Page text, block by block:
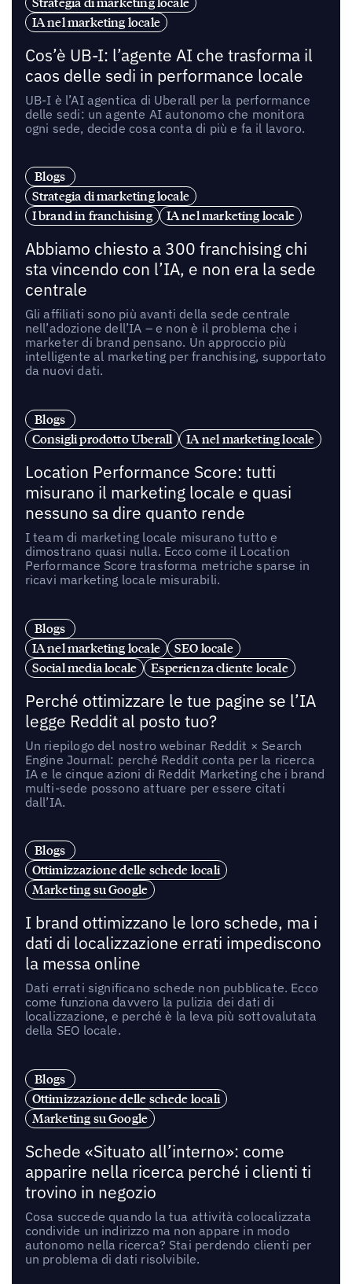
IA nel marketing locale
Cos’è UB-I: l’agente AI che trasforma il
caos delle sedi in performance locale
UB-I è l’AI agentica di Uberall per la performance
delle sedi: un agente AI autonomo che monitora
ogni sede, decide cosa conta di più e fa il lavoro.
Blogs
Strategia di marketing locale
I brand in franchising
IA nel marketing locale
Abbiamo chiesto a 300 franchising chi
sta vincendo con l’IA, e non era la sede
centrale
Gli affiliati sono più avanti della sede centrale
nell’adozione dell’IA – e non è il problema che i
marketer di brand pensano. Un approccio più
intelligente al marketing per franchising, supportato
da nuovi dati.
Blogs
Consigli prodotto Uberall
IA nel marketing locale
Location Performance Score: tutti
misurano il marketing locale e quasi
nessuno sa dire quanto rende
I team di marketing locale misurano tutto e
dimostrano quasi nulla. Ecco come il Location
Performance Score trasforma metriche sparse in
ricavi marketing locale misurabili.
Blogs
IA nel marketing locale
SEO locale
Social media locale
Esperienza cliente locale
Perché ottimizzare le tue pagine se l’IA
legge Reddit al posto tuo?
Un riepilogo del nostro webinar Reddit × Search
Engine Journal: perché Reddit conta per la ricerca
IA e le cinque azioni di Reddit Marketing che i brand
multi-sede possono attuare per essere citati
dall’IA.
Blogs
Ottimizzazione delle schede locali
Marketing su Google
I brand ottimizzano le loro schede, ma i
dati di localizzazione errati impediscono
la messa online
Dati errati significano schede non pubblicate. Ecco
come funziona davvero la pulizia dei dati di
localizzazione, e perché è la leva più sottovalutata
della SEO locale.
Blogs
Ottimizzazione delle schede locali
Marketing su Google
Schede «Situato all’interno»: come
apparire nella ricerca perché i clienti ti
trovino in negozio
Cosa succede quando la tua attività colocalizzata
condivide un indirizzo ma non appare in modo
autonomo nella ricerca? Stai perdendo clienti per
un problema di dati risolvibile.